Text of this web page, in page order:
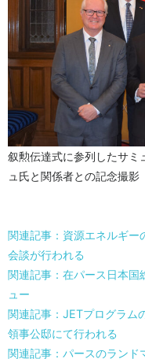
叙勲伝達式に参列したサミ
ュ氏と関係者との記念撮影
関連記事：資源エネルギー
会談が行われる
関連記事：在パース日本国
ュー
関連記事：JETプログラム
領事公邸にて行われる
関連記事：パースのランド